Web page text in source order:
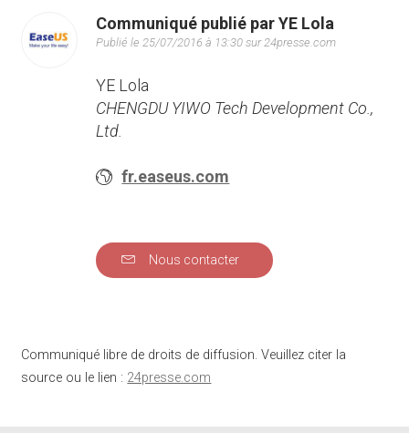
Communiqué publié par YE Lola
Publié le 25/07/2016 à 13:30 sur 24presse.com
YE Lola
CHENGDU YIWO Tech Development Co.,
Ltd.
fr.easeus.com
Nous contacter
Communiqué libre de droits de diffusion. Veuillez citer la
source ou le lien : 24presse.com